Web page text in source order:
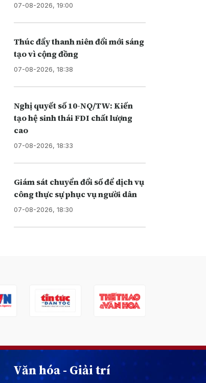
07-08-2026, 19:00
Thúc đẩy thanh niên đổi mới sáng
tạo vì cộng đồng
07-08-2026, 18:38
Nghị quyết số 10-NQ/TW: Kiến
tạo hệ sinh thái FDI chất lượng
cao
07-08-2026, 18:33
Giám sát chuyển đổi số để dịch vụ
công thực sự phục vụ người dân
07-08-2026, 18:30
Văn hóa - Giải trí